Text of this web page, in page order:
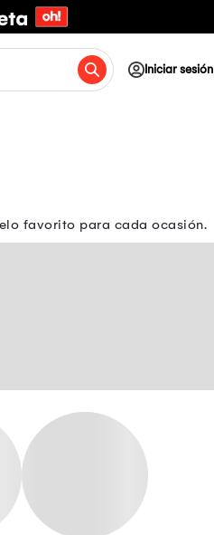
Iniciar sesión
favorito para cada ocasión.